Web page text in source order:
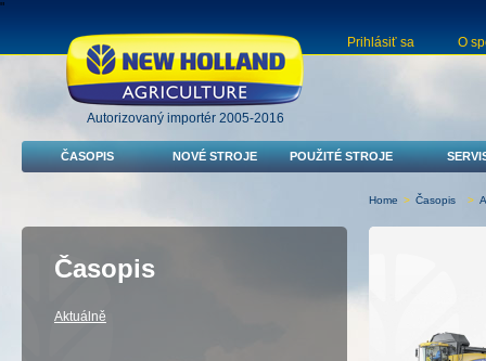
"
Autorizovaný importér 2005-2016
Prihlásiť sa O
ČASOPIS NOVÉ STROJE POUŽITÉ STROJE
Home > Časopis >
Časopis
Aktuálně